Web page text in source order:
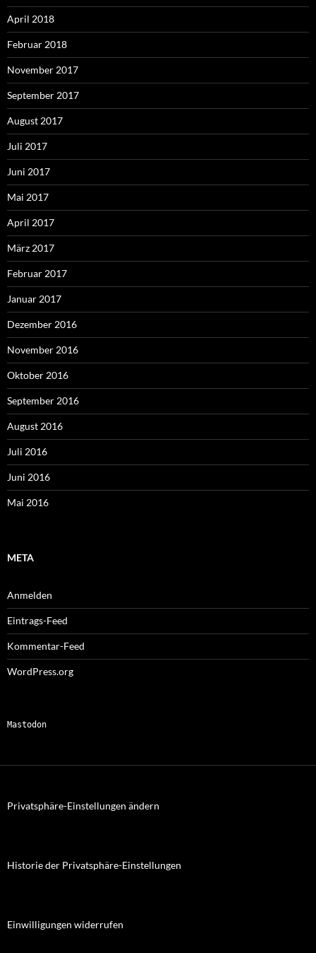
April 2018
Februar 2018
November 2017
September 2017
August 2017
Juli 2017
Juni 2017
Mai 2017
April 2017
März 2017
Februar 2017
Januar 2017
Dezember 2016
November 2016
Oktober 2016
September 2016
August 2016
Juli 2016
Juni 2016
Mai 2016
META
Anmelden
Eintrags-Feed
Kommentar-Feed
WordPress.org
Mastodon
Privatsphäre-Einstellungen ändern
Historie der Privatsphäre-Einstellungen
Einwilligungen widerrufen